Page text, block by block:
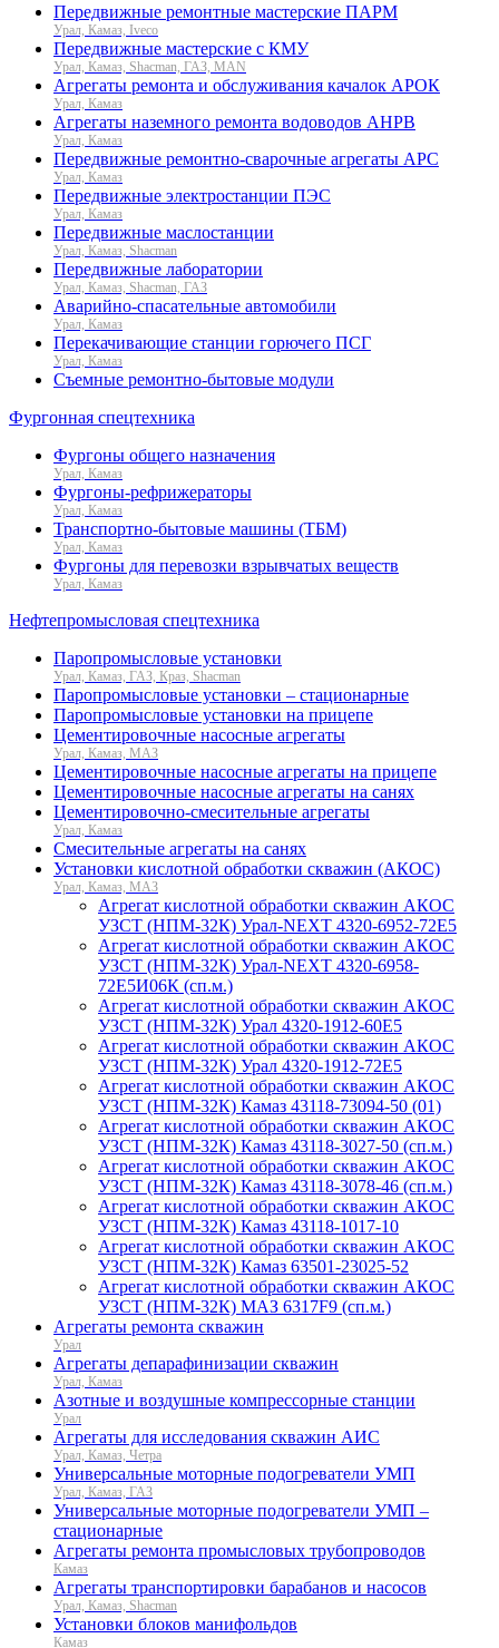
Передвижные ремонтные мастерские ПАРМ
Урал, Камаз, Iveco
Передвижные мастерские с КМУ
Урал, Камаз, Shacman, ГАЗ, MAN
Агрегаты ремонта и обслуживания качалок АРОК
Урал, Камаз
Агрегаты наземного ремонта водоводов АНРВ
Урал, Камаз
Передвижные ремонтно-сварочные агрегаты АРС
Урал, Камаз
Передвижные электростанции ПЭС
Урал, Камаз
Передвижные маслостанции
Урал, Камаз, Shacman
Передвижные лаборатории
Урал, Камаз, Shacman, ГАЗ
Аварийно-спасательные автомобили
Урал, Камаз
Перекачивающие станции горючего ПСГ
Урал, Камаз
Съемные ремонтно-бытовые модули
Фургонная спецтехника
Фургоны общего назначения
Урал, Камаз
Фургоны-рефрижераторы
Урал, Камаз
Транспортно-бытовые машины (ТБМ)
Урал, Камаз
Фургоны для перевозки взрывчатых веществ
Урал, Камаз
Нефтепромысловая спецтехника
Паропромысловые установки
Урал, Камаз, ГАЗ, Краз, Shacman
Паропромысловые установки – стационарные
Паропромысловые установки на прицепе
Цементировочные насосные агрегаты
Урал, Камаз, МАЗ
Цементировочные насосные агрегаты на прицепе
Цементировочные насосные агрегаты на санях
Цементировочно-смесительные агрегаты
Урал, Камаз
Смесительные агрегаты на санях
Установки кислотной обработки скважин (АКОС)
Урал, Камаз, МАЗ
Агрегат кислотной обработки скважин АКОС
УЗСТ (НПМ-32К) Урал-NEXT 4320-6952-72Е5
Агрегат кислотной обработки скважин АКОС
УЗСТ (НПМ-32К) Урал-NEXT 4320-6958-
72Е5И06К (сп.м.)
Агрегат кислотной обработки скважин АКОС
УЗСТ (НПМ-32К) Урал 4320-1912-60Е5
Агрегат кислотной обработки скважин АКОС
УЗСТ (НПМ-32К) Урал 4320-1912-72Е5
Агрегат кислотной обработки скважин АКОС
УЗСТ (НПМ-32К) Камаз 43118-73094-50 (01)
Агрегат кислотной обработки скважин АКОС
УЗСТ (НПМ-32К) Камаз 43118-3027-50 (сп.м.)
Агрегат кислотной обработки скважин АКОС
УЗСТ (НПМ-32К) Камаз 43118-3078-46 (сп.м.)
Агрегат кислотной обработки скважин АКОС
УЗСТ (НПМ-32К) Камаз 43118-1017-10
Агрегат кислотной обработки скважин АКОС
УЗСТ (НПМ-32К) Камаз 63501-23025-52
Агрегат кислотной обработки скважин АКОС
УЗСТ (НПМ-32К) МАЗ 6317F9 (сп.м.)
Агрегаты ремонта скважин
Урал
Агрегаты депарафинизации скважин
Урал, Камаз
Азотные и воздушные компрессорные станции
Урал
Агрегаты для исследования скважин АИС
Урал, Камаз, Четра
Универсальные моторные подогреватели УМП
Урал, Камаз, ГАЗ
Универсальные моторные подогреватели УМП –
стационарные
Агрегаты ремонта промысловых трубопроводов
Камаз
Агрегаты транспортировки барабанов и насосов
Урал, Камаз, Shacman
Установки блоков манифольдов
Камаз